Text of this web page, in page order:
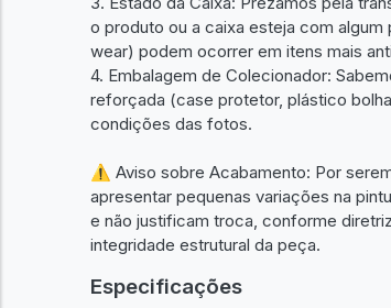
o produto ou a caixa esteja com
wear) podem ocorrer em itens mais
4. Embalagem de Colecionador:
reforçada (case protetor, plástico
condições das fotos.
⚠️ Aviso sobre Acabamento: Por
apresentar pequenas variações na
e não justificam troca, conforme
integridade estrutural da peça.
Especificações